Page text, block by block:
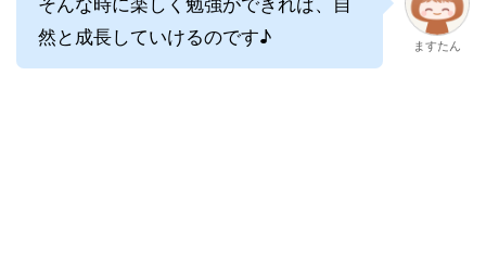
然と成長していけるのです♪
ますたん